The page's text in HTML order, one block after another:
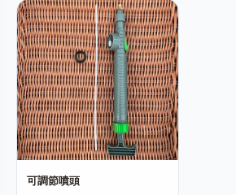
可調節噴頭